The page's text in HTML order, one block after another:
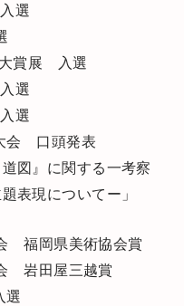
選
賞展 入選
選
選
会 口頭発表
』に関する一考察
現についてー」
福岡県美術協会賞
岩田屋三越賞
選